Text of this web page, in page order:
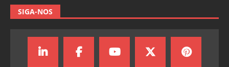
SIGA-NOS